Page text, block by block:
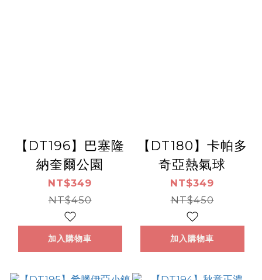
【DT196】巴塞隆
納奎爾公園
NT$349
NT$450
加入購物車
【DT180】卡帕多
奇亞熱氣球
NT$349
NT$450
加入購物車